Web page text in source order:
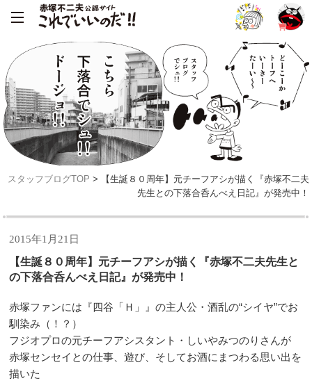
スタッフブログTOP > 【生誕８０周年】元チーフアシが描く『赤塚不二夫
先生との下落合呑んべえ日記』が発売中！
2015年1月21日
【生誕８０周年】元チーフアシが描く『赤塚不二夫先生と
の下落合呑んべえ日記』が発売中！
赤塚ファンには『四谷「Ｈ」』の主人公・酒乱の“シイヤ”でお
馴染み（！？）
フジオプロの元チーフアシスタント・しいやみつのりさんが
赤塚センセイとの仕事、遊び、そしてお酒にまつわる思い出を
描いた